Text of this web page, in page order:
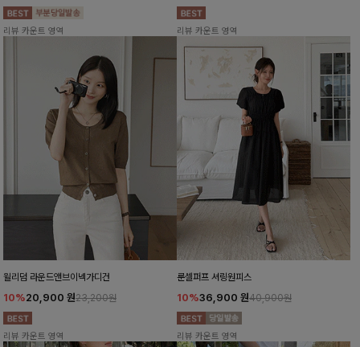
리뷰 카운트 영역 리뷰 카운트 영역
윌리덤 라운드앤브이넥가디건
10%20,900 원23,200원
리뷰 카운트 영역
룬셀퍼프 셔링원피스
10%36,900 원40,900원
리뷰 카운트 영역